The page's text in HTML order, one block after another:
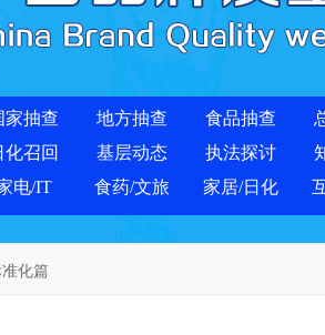
家抽查 地方抽查 食品抽查
化召回 基层动态 执法探讨
电/IT 食药/文旅 家居/日化
化篇